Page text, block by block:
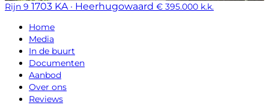
Rijn 9 1703 KA · Heerhugowaard € 395.000 k.k.
Home
Media
In de buurt
Documenten
Aanbod
Over ons
Reviews